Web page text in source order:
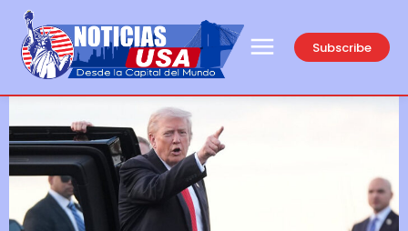
Subscribe